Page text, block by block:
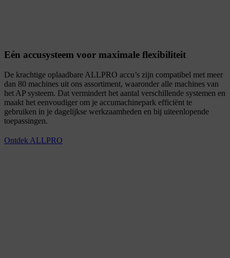
Eén accusysteem voor maximale flexibiliteit
De krachtige oplaadbare ALLPRO accu’s zijn compatibel met meer
dan 80 machines uit ons assortiment, waaronder alle machines van
het AP systeem. Dat vermindert het aantal verschillende systemen en
maakt het eenvoudiger om je accumachinepark efficiënt te
gebruiken in je dagelijkse werkzaamheden en bij uiteenlopende
toepassingen.
Ontdek ALLPRO